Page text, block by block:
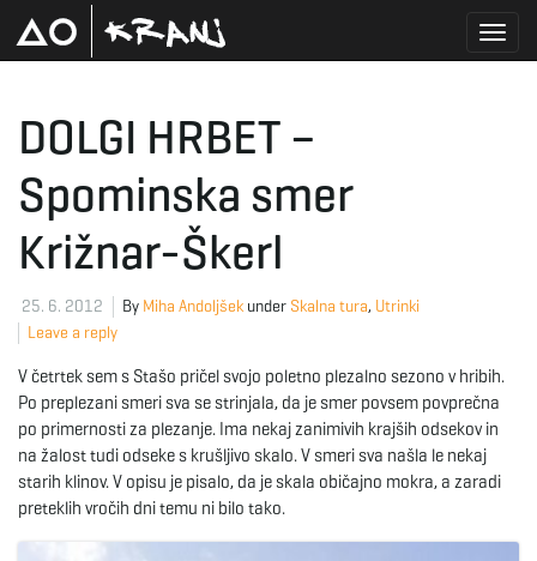
g
l
DOLGI HRBET –
Spominska smer
Križnar-Škerl
25. 6. 2012 By Miha Andoljšek under Skalna tura, Utrinki
Leave a reply
V četrtek sem s Stašo pričel svojo poletno plezalno sezono v hribih.
Po preplezani smeri sva se strinjala, da je smer povsem povprečna
po primernosti za plezanje. Ima nekaj zanimivih krajših odsekov in
na žalost tudi odseke s krušljivo skalo. V smeri sva našla le nekaj
starih klinov. V opisu je pisalo, da je skala običajno mokra, a zaradi
preteklih vročih dni temu ni bilo tako.